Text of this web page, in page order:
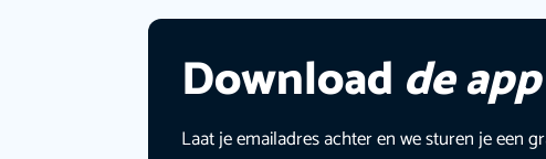
Download de app
Laat je emailadres achter en we sturen je een